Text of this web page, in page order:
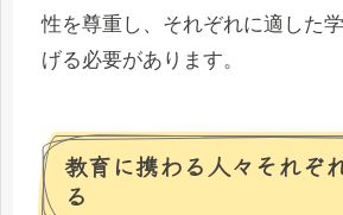
性を尊重し、それぞれに適した
げる必要があります。
教育に携わる人々それぞ
る